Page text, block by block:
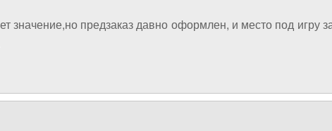
значение,но предзаказ давно оформлен, и место под